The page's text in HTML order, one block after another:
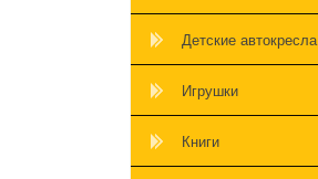
Детские автокресла
Игрушки
Книги